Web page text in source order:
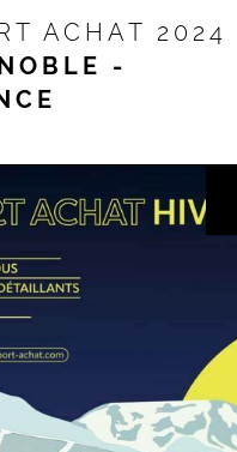
ACHAT 2024
-